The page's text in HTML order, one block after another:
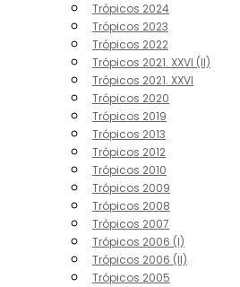
Trópicos 2024
Trópicos 2023
Trópicos 2022
Trópicos 2021. XXVI (II)
Trópicos 2021. XXVI
Trópicos 2020
Trópicos 2019
Trópicos 2013
Trópicos 2012
Trópicos 2010
Trópicos 2009
Trópicos 2008
Trópicos 2007
Trópicos 2006 (I)
Trópicos 2006 (II)
Trópicos 2005